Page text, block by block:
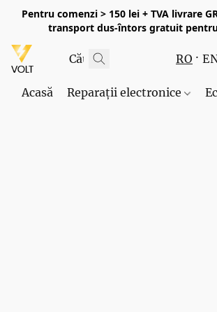
Pentru comenzi > 150 lei + TVA livrare
transport dus-întors gratuit
RO
Acasă Reparații electronice